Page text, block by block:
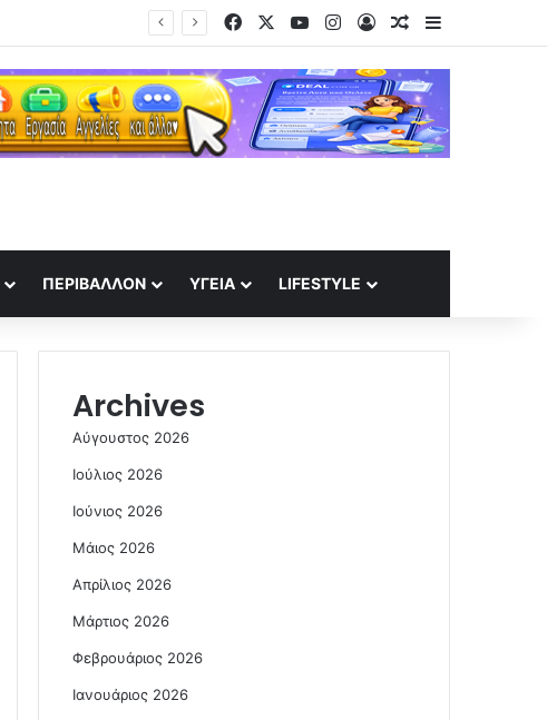
FacebookYouTubeInstagram
Log InRandom Article
Sidebar
ΠΕΡΙΒΆΛΛΟΝ ΥΓΕΊΑ LIFESTYLE
Archives
Αύγουστος 2026
Ιούλιος 2026
Ιούνιος 2026
Μάιος 2026
Απρίλιος 2026
Μάρτιος 2026
Φεβρουάριος 2026
Ιανουάριος 2026